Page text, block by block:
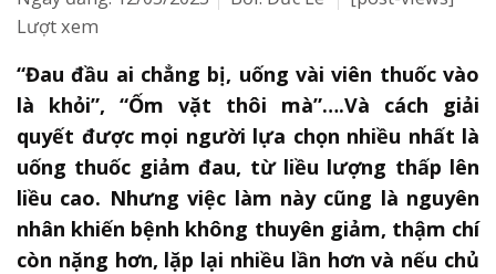
Lượt xem
“Đau đầu ai chẳng bị, uống vài viên thuốc vào
là khỏi”, “Ốm vặt thôi mà”….Và cách giải
quyết được mọi người lựa chọn nhiều nhất là
uống thuốc giảm đau, từ liều lượng thấp lên
liều cao. Nhưng việc làm này cũng là nguyên
nhân khiến bệnh không thuyên giảm, thậm chí
còn nặng hơn, lặp lại nhiều lần hơn và nếu chủ